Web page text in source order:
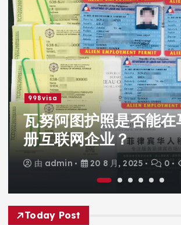
998visa
瓦努阿图护照是否能在
册互联网企业？
由 admin 20 8 月, 2025 0
Today Post